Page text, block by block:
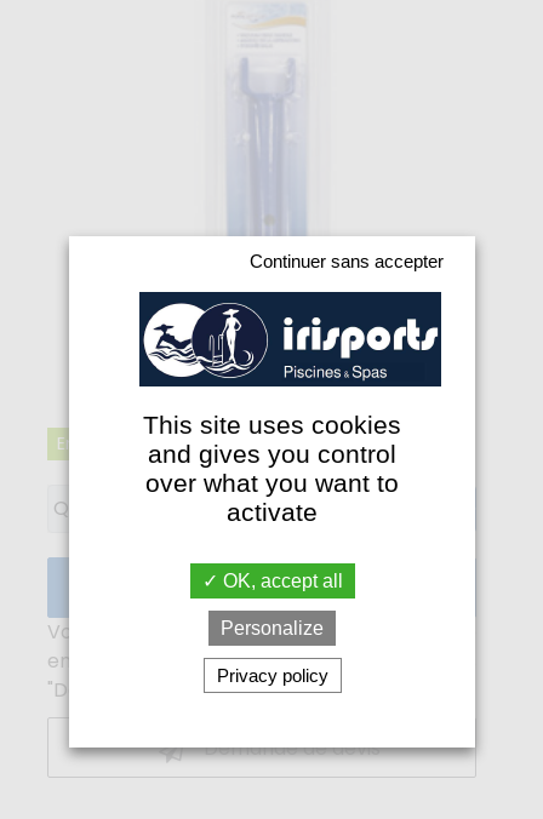
En stock Qté : 11
Qté
Ajouter au panier
Vous pouvez obtenir un devis personnalisé
en double cliquant sur le bouton ci-dessous
"Demande de devis".
Demande de devis
Continuer sans accepter
This site uses cookies
and gives you control
over what you want to
activate
OK, accept all
Personalize
Privacy policy